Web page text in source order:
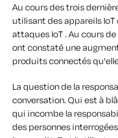
Au cours des trois
utilisant des appareils
attaques IoT . Au cours
ont constaté une
produits connectés
La question de la
conversation. Qui est à
qui incombe la
des personnes